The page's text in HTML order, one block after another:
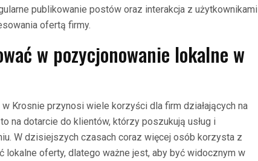
publikowanie postów oraz interakcja z użytkownikami
ofertą firmy.
w pozycjonowanie lokalne w
Krosnie przynosi wiele korzyści dla firm działających na
na dotarcie do klientów, którzy poszukują usług i
W dzisiejszych czasach coraz więcej osób korzysta z
lokalne oferty, dlatego ważne jest, aby być widocznym w